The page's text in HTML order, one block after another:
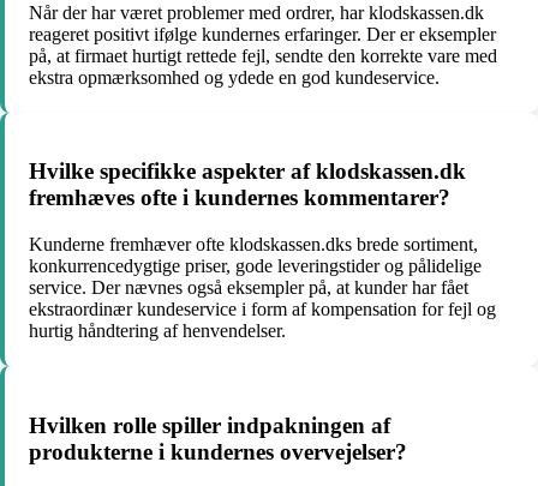
Når der har været problemer med ordrer, har klodskassen.dk
reageret positivt ifølge kundernes erfaringer. Der er eksempler
på, at firmaet hurtigt rettede fejl, sendte den korrekte vare med
ekstra opmærksomhed og ydede en god kundeservice.
Hvilke specifikke aspekter af klodskassen.dk
fremhæves ofte i kundernes kommentarer?
Kunderne fremhæver ofte klodskassen.dks brede sortiment,
konkurrencedygtige priser, gode leveringstider og pålidelige
service. Der nævnes også eksempler på, at kunder har fået
ekstraordinær kundeservice i form af kompensation for fejl og
hurtig håndtering af henvendelser.
Hvilken rolle spiller indpakningen af
produkterne i kundernes overvejelser?